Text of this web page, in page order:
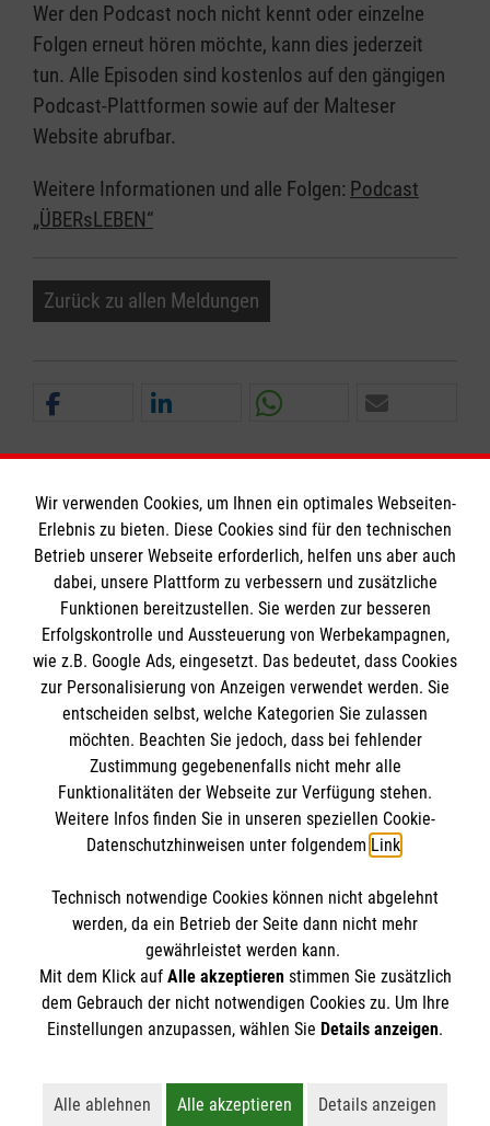
Wer den Podcast noch nicht kennt oder einzelne
Folgen erneut hören möchte, kann dies jederzeit
tun. Alle Episoden sind kostenlos auf den gängigen
Podcast-Plattformen sowie auf der Malteser
Website abrufbar.
Weitere Informationen und alle Folgen: Podcast
„ÜBERsLEBEN“
Zurück zu allen Meldungen
Informationen
Impressum
Datenschutz
Barrierefreiheit
Kontakt
Die Malteser
Malteser in Deutschland
Malteserorden
Sharepoint
Spendenkonto
Pax-Bank für Kirche und Caritas eG
IBAN: DE44 3706 0193 4001 1550 46
BIC / S.W.I.F.T: GENODED1PAX
So finden Sie uns
Königstuhlstraße 17
55296 Lörzweiler
Email:info@malteser-loerzweiler.org
Der Malteser Hilfsdienst e.V. ist als eingetragene
Gewerbesteuer befreit.
Wir verwenden Cookies, um Ihnen ein optimales Webseiten-
Erlebnis zu bieten. Diese Cookies sind für den technischen
Betrieb unserer Webseite erforderlich, helfen uns aber auch
dabei, unsere Plattform zu verbessern und zusätzliche
Funktionen bereitzustellen. Sie werden zur besseren
Erfolgskontrolle und Aussteuerung von Werbekampagnen,
wie z.B. Google Ads, eingesetzt. Das bedeutet, dass Cookies
zur Personalisierung von Anzeigen verwendet werden. Sie
entscheiden selbst, welche Kategorien Sie zulassen
möchten. Beachten Sie jedoch, dass bei fehlender
Zustimmung gegebenenfalls nicht mehr alle
Funktionalitäten der Webseite zur Verfügung stehen.
Weitere Infos finden Sie in unseren speziellen Cookie-
Datenschutzhinweisen unter folgendem Link.
Technisch notwendige Cookies können nicht abgelehnt
werden, da ein Betrieb der Seite dann nicht mehr
gewährleistet werden kann.
Mit dem Klick auf Alle akzeptierenstimmen Sie zusätzlich
dem Gebrauch der nicht notwendigen Cookies zu. Um Ihre
Einstellungen anzupassen, wählen Sie Details anzeigen.
Alle ablehnen
Alle akzeptieren
Details anzeigen